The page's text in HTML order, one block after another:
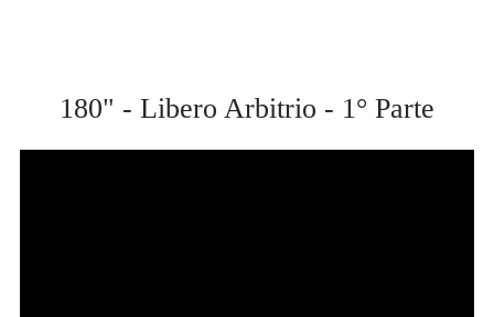
180" - Libero Arbitrio - 1° Parte